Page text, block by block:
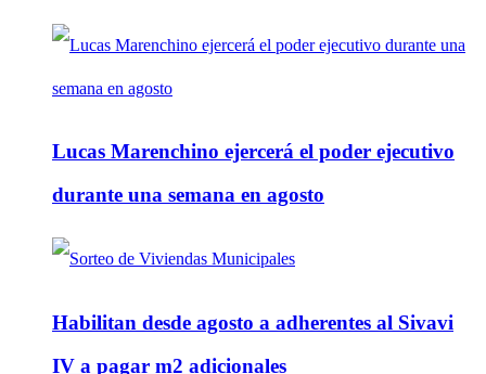
Lucas Marenchino ejercerá el poder ejecutivo
durante una semana en agosto
Habilitan desde agosto a adherentes al Sivavi
IV a pagar m2 adicionales